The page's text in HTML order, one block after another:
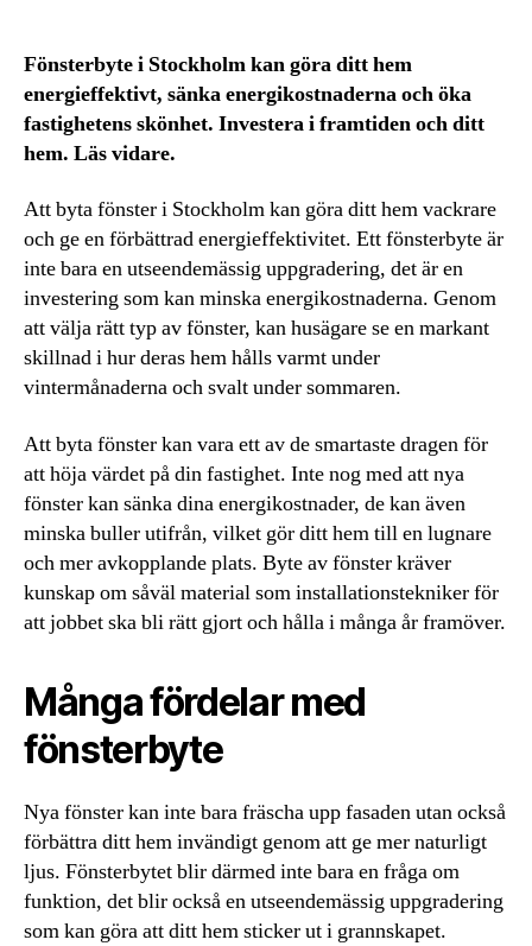
Fönsterbyte i Stockholm kan göra ditt hem
energieffektivt, sänka energikostnaderna och öka
fastighetens skönhet. Investera i framtiden och ditt
hem. Läs vidare.
Att byta fönster i Stockholm kan göra ditt hem vackrare
och ge en förbättrad energieffektivitet. Ett fönsterbyte är
inte bara en utseendemässig uppgradering, det är en
investering som kan minska energikostnaderna. Genom
att välja rätt typ av fönster, kan husägare se en markant
skillnad i hur deras hem hålls varmt under
vintermånaderna och svalt under sommaren.
Att byta fönster kan vara ett av de smartaste dragen för
att höja värdet på din fastighet. Inte nog med att nya
fönster kan sänka dina energikostnader, de kan även
minska buller utifrån, vilket gör ditt hem till en lugnare
och mer avkopplande plats. Byte av fönster kräver
kunskap om såväl material som installationstekniker för
att jobbet ska bli rätt gjort och hålla i många år framöver.
Många fördelar med
fönsterbyte
Nya fönster kan inte bara fräscha upp fasaden utan också
förbättra ditt hem invändigt genom att ge mer naturligt
ljus. Fönsterbytet blir därmed inte bara en fråga om
funktion, det blir också en utseendemässig uppgradering
som kan göra att ditt hem sticker ut i grannskapet.